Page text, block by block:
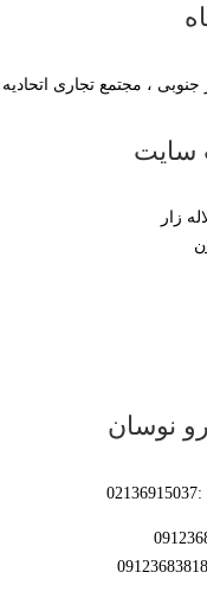
، مجتمع تجاری اتحادیه ، طبقه 1
سایت
نوسان